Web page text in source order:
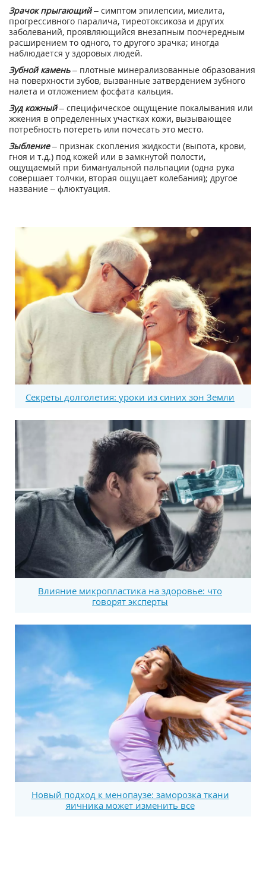
Зрачок прыгающий– симптом эпилепсии, миелита,
прогрессивного паралича, тиреотоксикоза и других
заболеваний, проявляющийся внезапным поочередным
расширением то одного, то другого зрачка; иногда
наблюдается у здоровых людей.
Зубной камень– плотные минерализованные образования
на поверхности зубов, вызванные затвердением зубного
налета и отложением фосфата кальция.
Зуд кожный– специфическое ощущение покалывания или
жжения в определенных участках кожи, вызывающее
потребность потереть или почесать это место.
Зыбление– признак скопления жидкости (выпота, крови,
гноя и т.д.) под кожей или в замкнутой полости,
ощущаемый при бимануальной пальпации (одна рука
совершает толчки, вторая ощущает колебания); другое
название – флюктуация.
Секреты долголетия: уроки из синих зон Земли
Влияние микропластика на здоровье: что
говорят эксперты
Новый подход к менопаузе: заморозка ткани
яичника может изменить все